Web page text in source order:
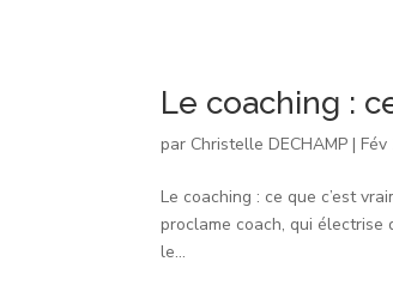
Le coaching :
par Christelle DECHAMP |Fév
Le coaching : ce que c’est
proclame coach, qui électrise
le...